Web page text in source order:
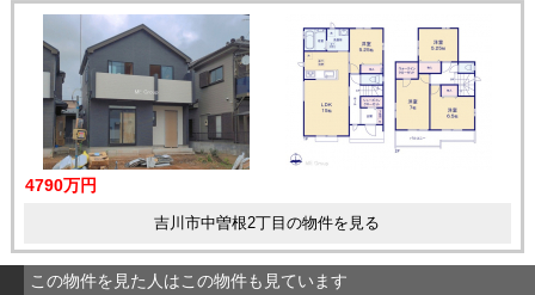
4790万円
吉川市中曽根2丁目の物件を見る
この物件を見た人はこの物件も見ています